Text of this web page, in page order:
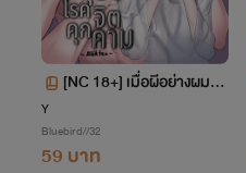
[NC 18+] เมื่อผีอย่างผมถูก
Y
Bluebird//32
59 บาท